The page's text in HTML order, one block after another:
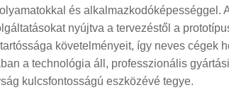
és
nyújtva a tervezéstől a
követelményeit, így neves
a technológia áll, professzionális
kulcsfontosságú eszközévé tegye.